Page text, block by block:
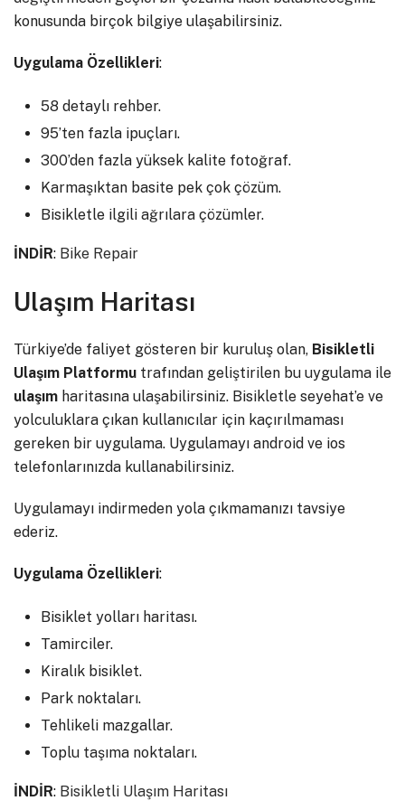
konusunda birçok bilgiye ulaşabilirsiniz.
Uygulama Özellikleri:
58 detaylı rehber.
95’ten fazla ipuçları.
300’den fazla yüksek kalite fotoğraf.
Karmaşıktan basite pek çok çözüm.
Bisikletle ilgili ağrılara çözümler.
İNDİR: Bike Repair
Ulaşım Haritası
Türkiye’de faliyet gösteren bir kuruluş olan, Bisikletli
Ulaşım Platformu trafından geliştirilen bu uygulama ile
ulaşım haritasına ulaşabilirsiniz. Bisikletle seyehat’e ve
yolculuklara çıkan kullanıcılar için kaçırılmaması
gereken bir uygulama. Uygulamayı android ve ios
telefonlarınızda kullanabilirsiniz.
Uygulamayı indirmeden yola çıkmamanızı tavsiye
ederiz.
Uygulama Özellikleri:
Bisiklet yolları haritası.
Tamirciler.
Kiralık bisiklet.
Park noktaları.
Tehlikeli mazgallar.
Toplu taşıma noktaları.
İNDİR: Bisikletli Ulaşım Haritası